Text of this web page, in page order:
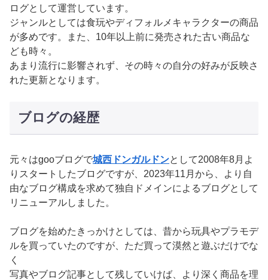
ログとして運営しています。
ジャンルとしては食玩やディフォルメキャラクターの商品
が多めです。また、10年以上前に発売された古い商品な
ども時々。
あまり流行に影響されず、その時々の自分の好みが反映さ
れた更新となります。
ブログの経歴
元々はgooブログで城西ドンガルドンとして2008年8月よ
りスタートしたブログですが、2023年11月から、より自
由なブログ構成を求めて独自ドメインによるブログとして
リニューアルしました。
ブログを始めたきっかけとしては、昔から玩具やプラモデ
ルを買っていたのですが、ただ買って漠然と遊ぶだけでな
く
写真やブログ記事として残していけば、より深く商品を理